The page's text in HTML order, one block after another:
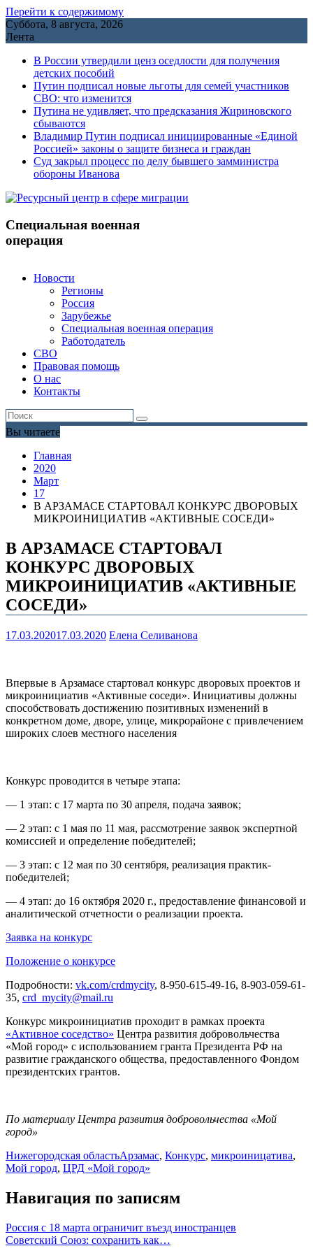
Перейти к содержимому
Суббота, 8 августа, 2026
Лента
В России утвердили ценз оседлости для получения
детских пособий
Путин подписал новые льготы для семей участников
СВО: что изменится
Путина не удивляет, что предсказания Жириновского
сбываются
Владимир Путин подписал инициированные «Единой
Россией» законы о защите бизнеса и граждан
Cуд закрыл процесс по делу бывшего замминистра
обороны Иванова
Специальная военная
операция
Новости
Регионы
Россия
Зарубежье
Специальная военная операция
Работодатель
СВО
Правовая помощь
О нас
Контакты
Вы читаете
Главная
2020
Март
17
В АРЗАМАСЕ СТАРТОВАЛ КОНКУРС ДВОРОВЫХ
МИКРОИНИЦИАТИВ «АКТИВНЫЕ СОСЕДИ»
В АРЗАМАСЕ СТАРТОВАЛ
КОНКУРС ДВОРОВЫХ
МИКРОИНИЦИАТИВ «АКТИВНЫЕ
СОСЕДИ»
17.03.202017.03.2020 Елена Селиванова
Впервые в Арзамасе стартовал конкурс дворовых проектов и
микроинициатив «Активные соседи». Инициативы должны
способствовать достижению позитивных изменений в
конкретном доме, дворе, улице, микрорайоне с привлечением
широких слоев местного населения
Конкурс проводится в четыре этапа:
— 1 этап: с 17 марта по 30 апреля, подача заявок;
— 2 этап: с 1 мая по 11 мая, рассмотрение заявок экспертной
комиссией и определение победителей;
— 3 этап: с 12 мая по 30 сентября, реализация практик-
победителей;
— 4 этап: до 16 октября 2020 г., предоставление финансовой и
аналитической отчетности о реализации проекта.
Заявка на конкурс
Положение о конкурсе
Подробности: vk.com/crdmycity, 8-950-615-49-16, 8-903-059-61-
35, crd_mycity@mail.ru
Конкурс микроинициатив проходит в рамках проекта
«Активное соседство» Центра развития добровольчества
«Мой город» с использованием гранта Президента РФ на
развитие гражданского общества, предоставленного Фондом
президентских грантов.
По материалу Центра развития добровольчества «Мой
город»
Нижегородская областьАрзамас, Конкурс, микроиницатива,
Мой город, ЦРД «Мой город»
Навигация по записям
Россия с 18 марта ограничит въезд иностранцев
Советский Союз: сохранить как…